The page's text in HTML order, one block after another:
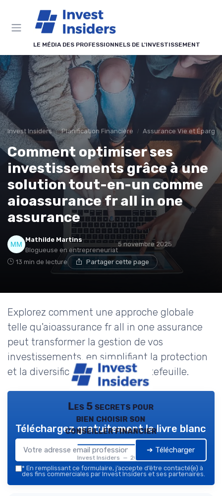
LE MÉDIA DES PROFESSIONNELS DE L'INVESTISSEMENT
Invest Insiders Planification Financière Assurance Vie et
Comment optimiser ses
investissements grâce à une
solution tout-en-un comme
aioassurance fr all in one
assurance
Mathilde Martins
Blogueuse en entrepreneuriat
5 novembre 2025
13 min de lecture Partager cette page
Explorez comment une approche globale
telle qu'aioassurance fr all in one assurance
peut transformer la gestion de vos
investissements, en simplifiant la protection
et la diversification de votre portefeuille.
Les 5 secrets pour
bien choisir son
conseiller financier
Invest Insiders — 2026
Téléchargez gratuitement le livre blanc
➔ Télécharger
* En remplissant ce formulaire, j’accepte d’être contacté(e) à
des fins commerciales par Invest Insiders et ses partenaires.